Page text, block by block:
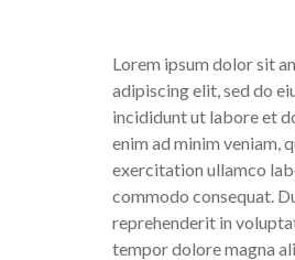
Lorem ipsum dolor sit
adipiscing elit, sed do
incididunt ut labore et
enim ad minim veniam,
exercitation ullamco
commodo consequat.
reprehenderit in
tempor dolore magna